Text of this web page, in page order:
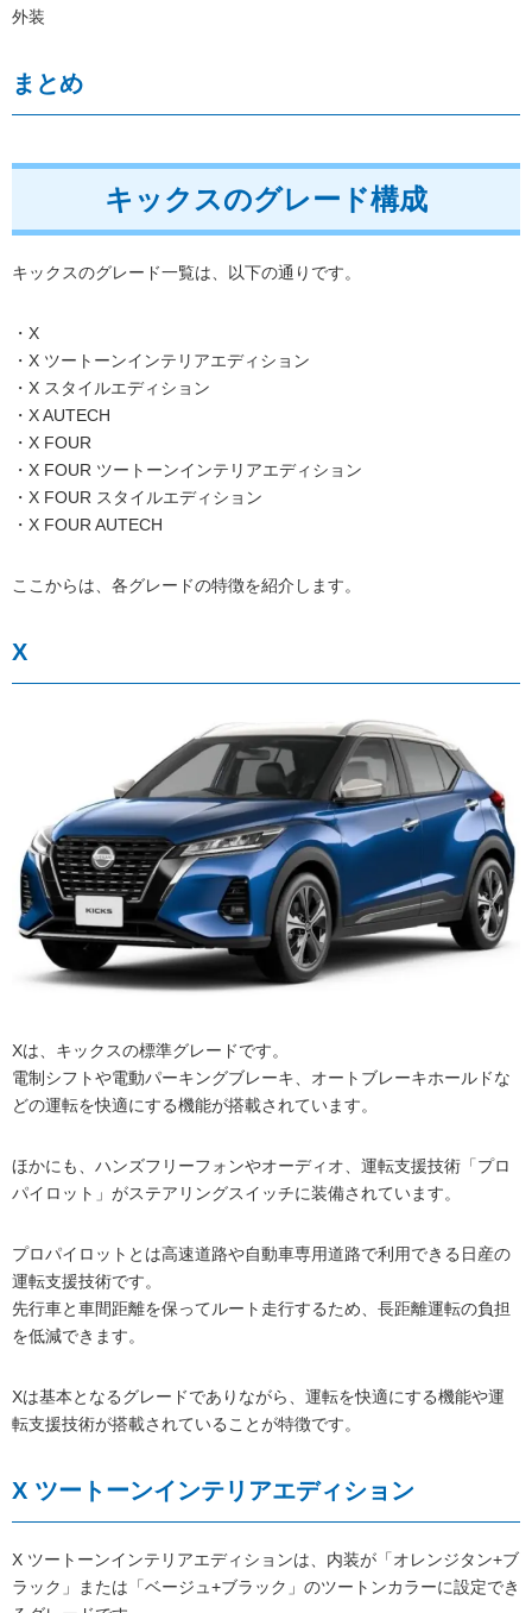
外装
まとめ
キックスのグレード構成
キックスのグレード一覧は、以下の通りです。
・X
・X ツートーンインテリアエディション
・X スタイルエディション
・X AUTECH
・X FOUR
・X FOUR ツートーンインテリアエディション
・X FOUR スタイルエディション
・X FOUR AUTECH
ここからは、各グレードの特徴を紹介します。
X
Xは、キックスの標準グレードです。
電制シフトや電動パーキングブレーキ、オートブレーキホールドな
どの運転を快適にする機能が搭載されています。
ほかにも、ハンズフリーフォンやオーディオ、運転支援技術「プロ
パイロット」がステアリングスイッチに装備されています。
プロパイロットとは高速道路や自動車専用道路で利用できる日産の
運転支援技術です。
先行車と車間距離を保ってルート走行するため、長距離運転の負担
を低減できます。
Xは基本となるグレードでありながら、運転を快適にする機能や運
転支援技術が搭載されていることが特徴です。
X ツートーンインテリアエディション
X ツートーンインテリアエディションは、内装が「オレンジタン+ブ
ラック」または「ベージュ+ブラック」のツートンカラーに設定でき